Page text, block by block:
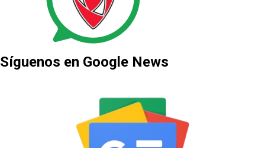
Síguenos en Google News